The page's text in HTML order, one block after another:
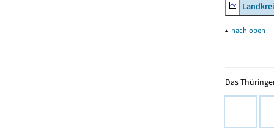
▴ nach oben
Das